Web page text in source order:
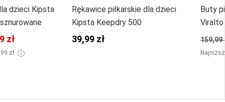
dzieci Kipsta
zł
zł ⓘ
Rękawice piłkarskie dla dzieci
Kipsta Keepdry 500
39,99 zł
Buty
159,99